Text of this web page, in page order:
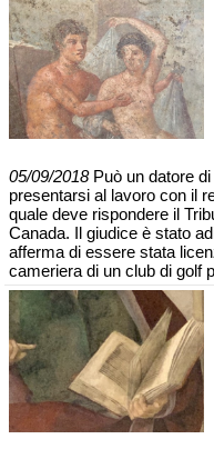
05/09/2018Può un datore di
presentarsi al lavoro con il
quale deve rispondere il
Canada. Il giudice è stato
afferma di essere stata
cameriera di un club di golf